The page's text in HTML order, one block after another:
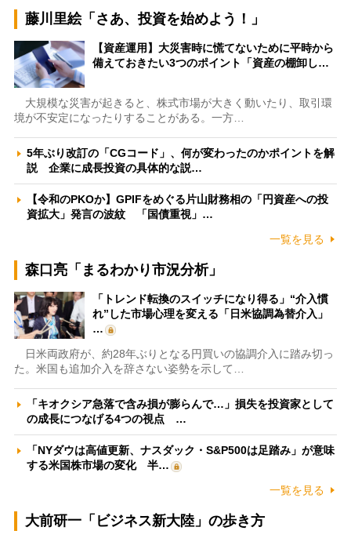
藤川里絵「さあ、投資を始めよう！」
【資産運用】大災害時に慌てないために平時から
備えておきたい3つのポイント「資産の棚卸し…
大規模な災害が起きると、株式市場が大きく動いたり、取引環
境が不安定になったりすることがある。一方…
5年ぶり改訂の「CGコード」、何が変わったのかポイントを解
説 企業に成長投資の具体的な説…
【令和のPKOか】GPIFをめぐる片山財務相の「円資産への投
資拡大」発言の波紋 「国債重視」…
一覧を見る
森口亮「まるわかり市況分析」
「トレンド転換のスイッチになり得る」“介入慣
れ”した市場心理を変える「日米協調為替介入」
…
日米両政府が、約28年ぶりとなる円買いの協調介入に踏み切っ
た。米国も追加介入を辞さない姿勢を示して…
「キオクシア急落で含み損が膨らんで…」損失を投資家として
の成長につなげる4つの視点 …
「NYダウは高値更新、ナスダック・S&P500は足踏み」が意味
する米国株市場の変化 半…
一覧を見る
大前研一「ビジネス新大陸」の歩き方